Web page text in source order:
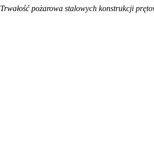
Trwałość pożarowa stalowych konstrukcji